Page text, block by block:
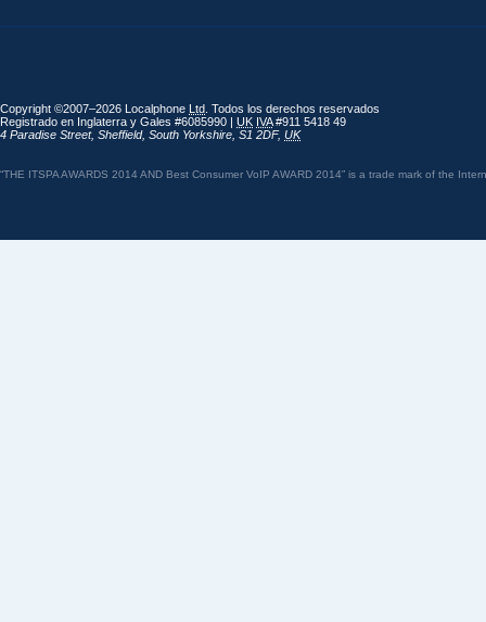
Copyright ©2007–2026 Localphone Ltd . Todos los derechos reservados
Registrado en Inglaterra y Gales #6085990 | UK IVA#911 5418 49
4 Paradise Street, Sheffield, South Yorkshire S1 2DF, UK
“THE ITSPA AWARDS 2014 AND Best Consumer VoIP AWARD 2014” is a trade mark of the